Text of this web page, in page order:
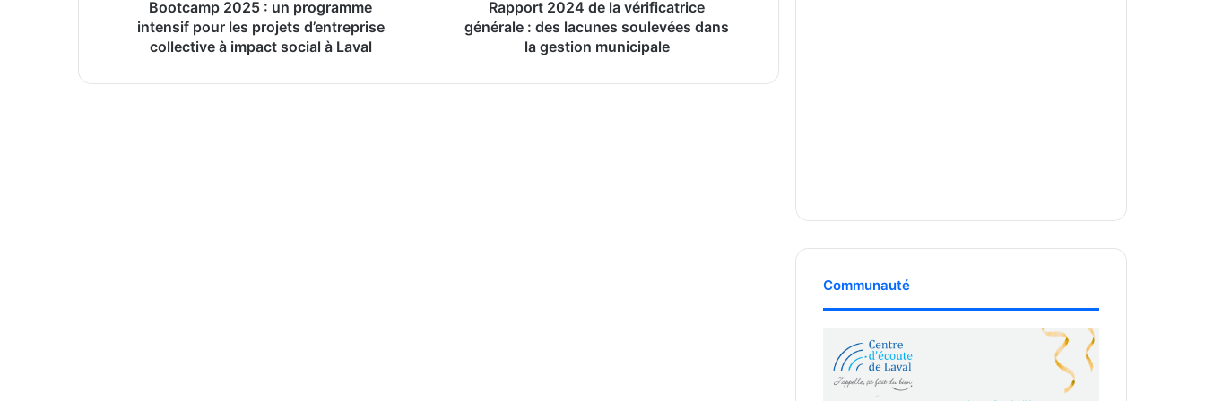
2026-07-22
Chronique: La réflexologie dans un parc, tout simplement…
d’entreprise
collective
Bootcamp 2025 : un programme
intensif pour les projets d’entreprise
collective à impact social à Laval
soulevées
dans
Rapport 2024 de la vérificatrice
générale : des lacunes soulevées dans
la gestion municipale
Communauté